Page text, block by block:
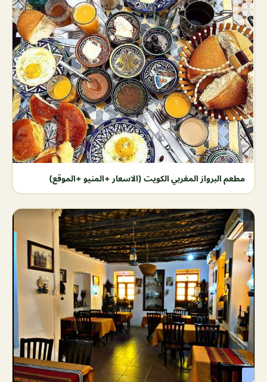
مطعم البرواز المغربي الكويت (الاسعار +المنيو +الموقع)